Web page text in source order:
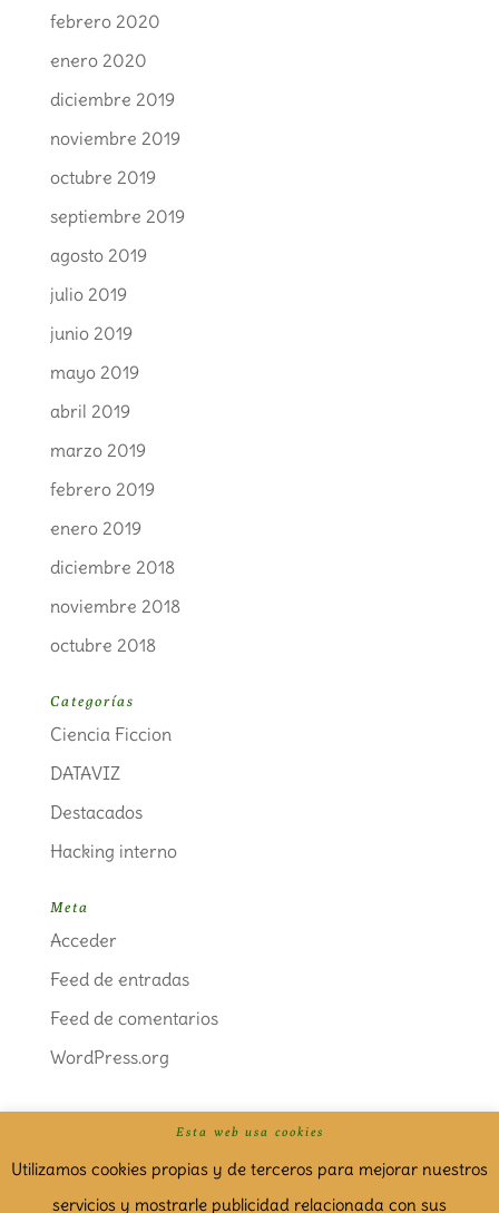
febrero 2020
enero 2020
diciembre 2019
noviembre 2019
octubre 2019
septiembre 2019
agosto 2019
julio 2019
junio 2019
mayo 2019
abril 2019
marzo 2019
febrero 2019
enero 2019
diciembre 2018
noviembre 2018
octubre 2018
Categorías
Ciencia Ficcion
DATAVIZ
Destacados
Hacking interno
Meta
Acceder
Feed de entradas
Feed de comentarios
WordPress.org
Politica de cookies Aviso Legal
Esta web usa cookies
Utilizamos cookies propias y de terceros para mejorar nuestros
servicios y mostrarle publicidad relacionada con sus